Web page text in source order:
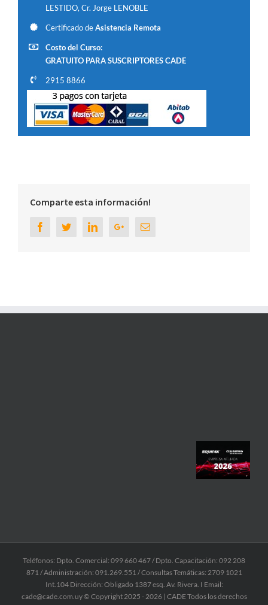
LESTIDO, Cr. Jorge LENOBLE
Certificado deAsistencia Remota
Costo del Curso:
GRATUITO PARA SUSCRIPTORES CADE
2915 8866
Comparte esta información!
FacebookTwitterLinkedinGoogle+Email
Teléfonos: Dpto. Comercial: 099 660 467 / Dpto. Capacitación: 092 208
871 / Administración: 091.269.551 / Consultas Temáticas: 2709 1021
Int.104 Dirección: Obligado 1387 esq. Av. Rivera. I Email:
cade@cade.com.uy © Copyright 2025 -2026 | CADE Todos los derechos